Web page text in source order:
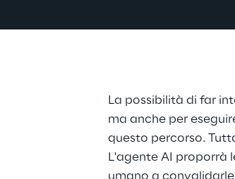
La possibilità di far
ma anche per
questo percorso.
L'agente AI proporrà
umano a